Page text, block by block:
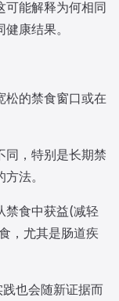
可能解释为何相同
康结果。
松的禁食窗口或在
同，特别是长期禁
法。
禁食中获益(减轻
，尤其是肠道疾
也会随新证据而